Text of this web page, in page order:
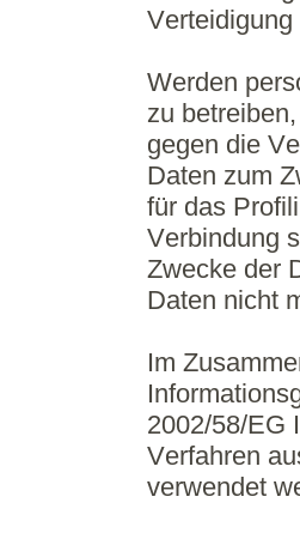
Werden
zu
gegen die
Daten zum
für das
Verbindung
Zwecke der
Daten nicht
Im
2002/58/EG
Verfahren
verwendet